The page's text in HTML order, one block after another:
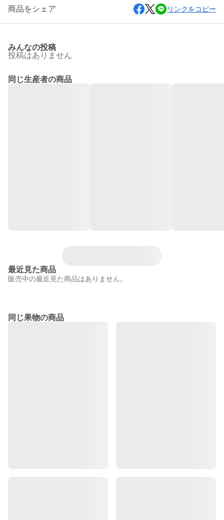
商品をシェア リンクをコピー
みんなの投稿
投稿はありません
同じ生産者の商品
最近見た商品
販売中の最近見た商品はありません。
同じ果物の商品